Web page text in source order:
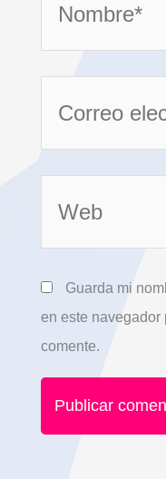
electrónico*
Guarda mi
en este navegador
comente.